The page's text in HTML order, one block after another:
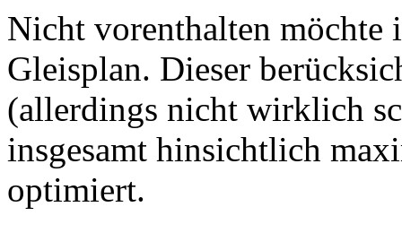
Nicht vorenthalten möchte
Gleisplan. Dieser
(allerdings nicht wirklich
insgesamt hinsichtlich
optimiert.